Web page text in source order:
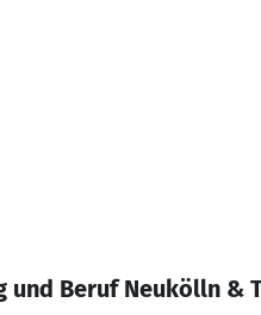
und Beruf Neukölln &